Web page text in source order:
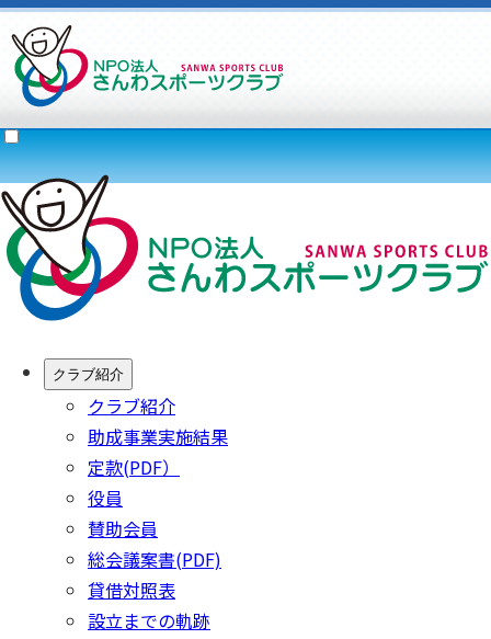
クラブ紹介
クラブ紹介
助成事業実施結果
定款(PDF）
役員
賛助会員
総会議案書(PDF)
貸借対照表
設立までの軌跡